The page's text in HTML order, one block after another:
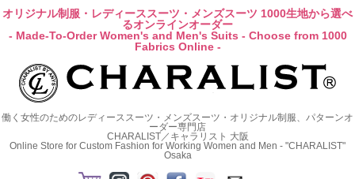
オリジナル制服・レディーススーツ・メンズスーツ 1000生地から選べ
るオンラインオーダー
- Made-To-Order Women's and Men's Suits - Choose from 1000
Fabrics Online -
働く女性のためのレディーススーツ・メンズスーツ・オリジナル制服、パターンオ
ーダー専門店
CHARALIST／キャラリスト 大阪
Online Store for Custom Fashion for Working Women and Men - "CHARALIST"
Osaka